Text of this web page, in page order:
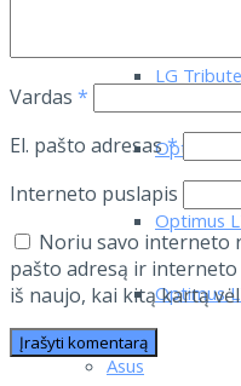
LG Tribute
Optimus
Optimus
Optimus
Asus
Vardas *
El. pašto adresas*
Interneto puslapis
Noriu savo interneto
pašto adresą ir
iš naujo, kai kitą kartą